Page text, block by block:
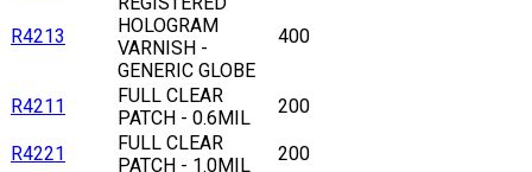
R4213
HOLOGRAM
VARNISH -
GENERIC GLOBE
400
R4211
FULL CLEAR
PATCH - 0.6MIL
200
R4221
FULL CLEAR
PATCH - 1.0MIL
200